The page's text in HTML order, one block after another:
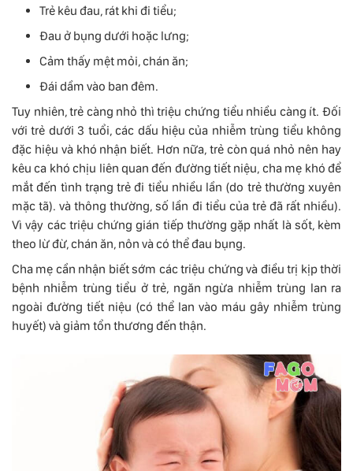
Trẻ kêu đau, rát khi đi tiểu;
Đau ở bụng dưới hoặc lưng;
Cảm thấy mệt mỏi, chán ăn;
Đái dầm vào ban đêm.
Tuy nhiên, trẻ càng nhỏ thì triệu chứng tiểu nhiều càng ít. Đối
với trẻ dưới 3 tuổi, các dấu hiệu của nhiễm trùng tiểu không
đặc hiệu và khó nhận biết. Hơn nữa, trẻ còn quá nhỏ nên hay
kêu ca khó chịu liên quan đến đường tiết niệu, cha mẹ khó để
mắt đến tình trạng trẻ đi tiểu nhiều lần (do trẻ thường xuyên
mặc tã). và thông thường, số lần đi tiểu của trẻ đã rất nhiều).
Vì vậy các triệu chứng gián tiếp thường gặp nhất là sốt, kèm
theo lừ đừ, chán ăn, nôn và có thể đau bụng.
Cha mẹ cần nhận biết sớm các triệu chứng và điều trị kịp thời
bệnh nhiễm trùng tiểu ở trẻ, ngăn ngừa nhiễm trùng lan ra
ngoài đường tiết niệu (có thể lan vào máu gây nhiễm trùng
huyết) và giảm tổn thương đến thận.